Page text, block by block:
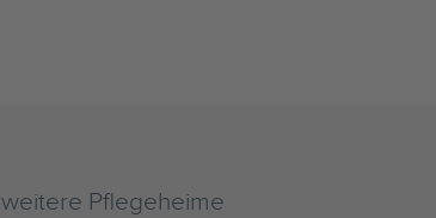
weitere Pflegeheime